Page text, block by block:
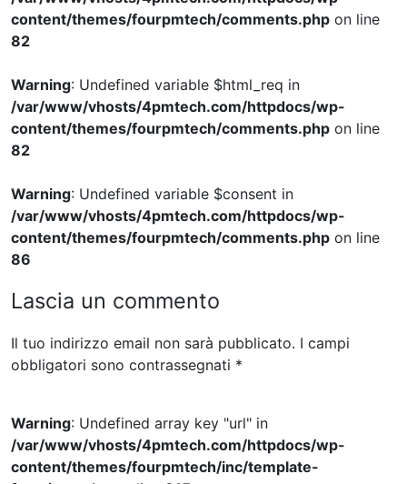
content/themes/fourpmtech/comments.php on line
82
Warning: Undefined variable $html_req in
/var/www/vhosts/4pmtech.com/httpdocs/wp-
content/themes/fourpmtech/comments.php on line
82
Warning: Undefined variable $consent in
/var/www/vhosts/4pmtech.com/httpdocs/wp-
content/themes/fourpmtech/comments.php on line
86
Lascia un commento
Il tuo indirizzo email non sarà pubblicato. I campi
obbligatori sono contrassegnati *
Warning: Undefined array key "url" in
/var/www/vhosts/4pmtech.com/httpdocs/wp-
content/themes/fourpmtech/inc/template-